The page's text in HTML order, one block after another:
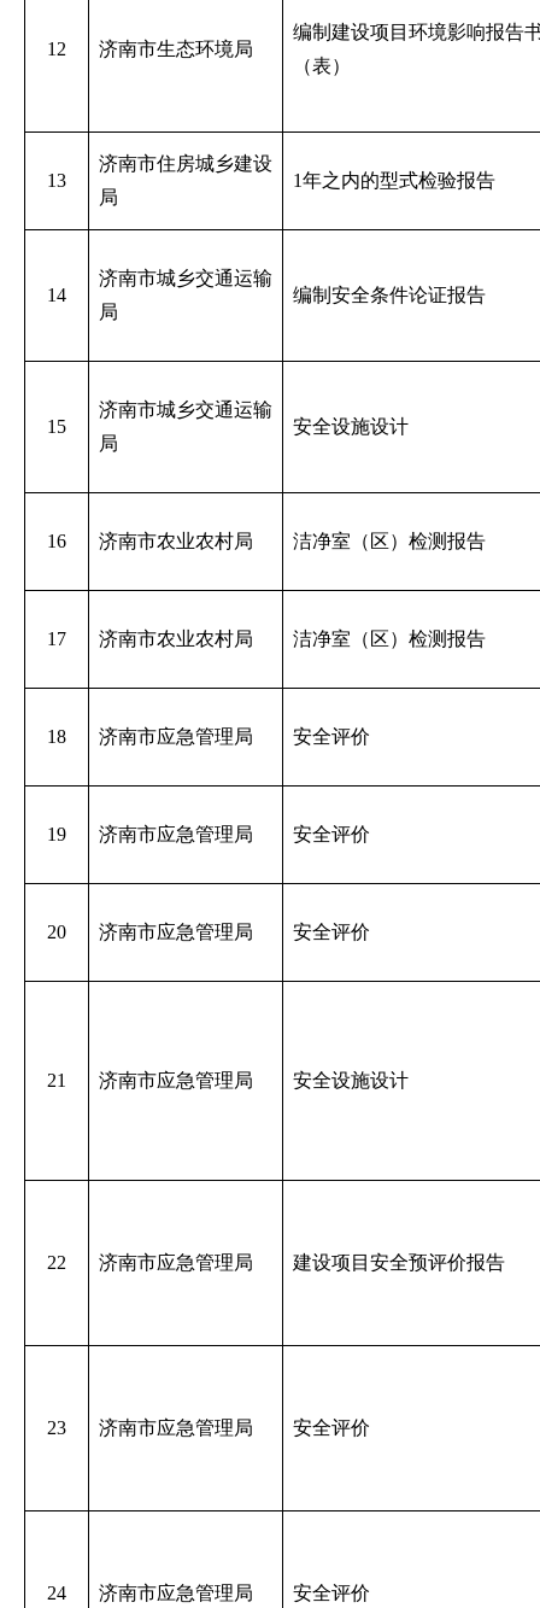
12 济南市生态环境局
编制建设项目环境影响报告
（表）
13
济南市住房城乡建设
局
1年之内的型式检验报告
14
济南市城乡交通运输
局
编制安全条件论证报告
15
济南市城乡交通运输
局
安全设施设计
16 济南市农业农村局 洁净室（区）检测报告
17 济南市农业农村局 洁净室（区）检测报告
18 济南市应急管理局 安全评价
19 济南市应急管理局 安全评价
20 济南市应急管理局 安全评价
21 济南市应急管理局 安全设施设计
22 济南市应急管理局 建设项目安全预评价报告
23 济南市应急管理局 安全评价
24 济南市应急管理局 安全评价